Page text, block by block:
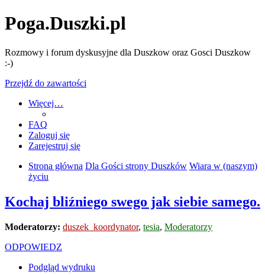
Poga.Duszki.pl
Rozmowy i forum dyskusyjne dla Duszkow oraz Gosci Duszkow
:-)
Przejdź do zawartości
Więcej…
FAQ
Zaloguj się
Zarejestruj się
Strona główna Dla Gości strony Duszków Wiara w (naszym)
życiu
Kochaj bliźniego swego jak siebie samego.
Moderatorzy: duszek_koordynator, tesia, Moderatorzy
ODPOWIEDZ
Podgląd wydruku